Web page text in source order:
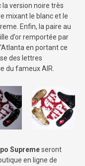
version noire très
mixant le blanc et le
Enfin, la paire au
d’or remportée par
en portant ce
des lettres
du fameux AIR.
Supremeseront
en ligne de